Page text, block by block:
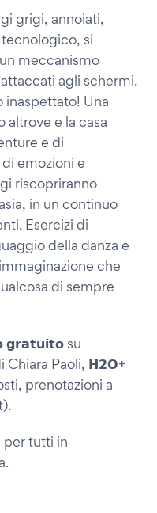
grigi, annoiati,
si
meccanismo
agli schermi.
inaspettato! Una
altrove e la casa
e di
emozioni e
riscopriranno
in un continuo
Esercizi di
della danza e
che
di sempre
su
Chiara Paoli, 𝗛𝟮𝗢+
prenotazioni a
per tutti in